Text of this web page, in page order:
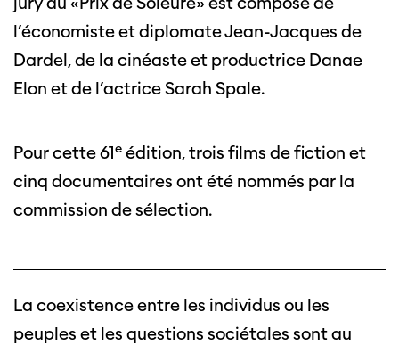
l’économiste et diplomate Jean-Jacques de
Dardel, de la cinéaste et productrice Danae
Elon et de l’actrice Sarah Spale.
Pour cette 61e édition, trois films de fiction et
cinq documentaires ont été nommés par la
commission de sélection.
La coexistence entre les individus ou les
peuples et les questions sociétales sont au